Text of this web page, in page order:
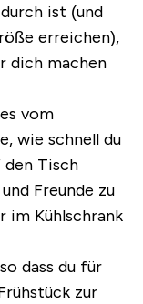
ist (und
erreichen),
dich machen
vom
wie schnell du
den Tisch
Freunde zu
im Kühlschrank
dass du für
zur